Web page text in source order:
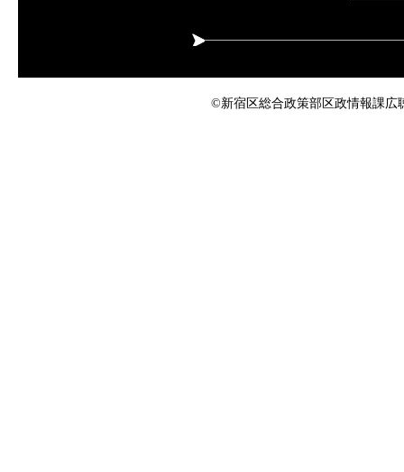
©新宿区総合政策部区政情報課広